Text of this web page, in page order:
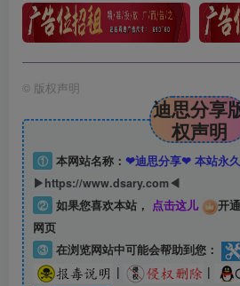
© 版权声明
迪思分享
权声明
① 本网站名称： ❤迪思分享❤ 本站永久
▶https://www.dsary.com◀
② 如果您喜欢本站， 点击这儿
开
网页
③ 在浏览网站中可能会帮助到您：
|
|